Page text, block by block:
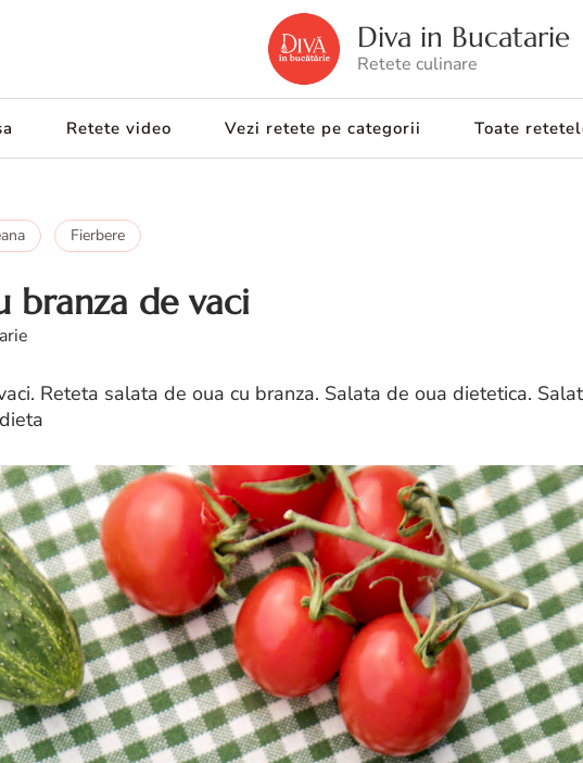
Diva in Bucatarie
Retete culinare
Retete video Vezi retete pe categorii Toate
Fierbere
branza de vaci
Reteta salata de oua cu branza. Salata de oua dietetica.